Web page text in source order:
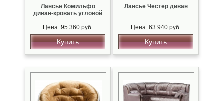
Лансье Комильфо
диван-кровать угловой
Цена: 95 360 руб.
Купить
Лансье Честер диван
Цена: 63 940 руб.
Купить